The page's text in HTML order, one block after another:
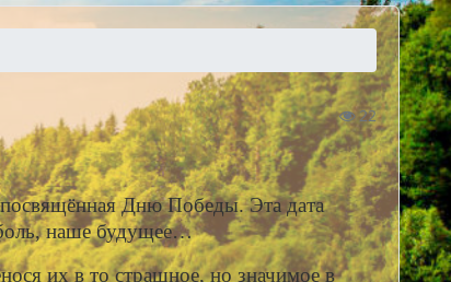
22
Дню Победы. Эта дата
наше будущее…
их в то страшное, но значимое в